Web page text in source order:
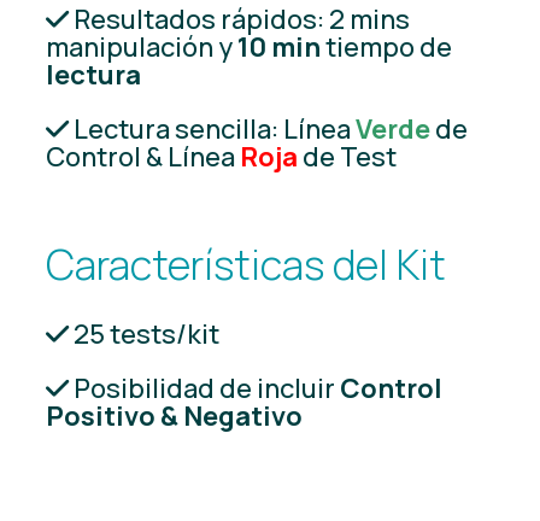
Resultados rápidos: 2 mins
manipulación y10 mintiempo de
lectura
Lectura sencilla: LíneaVerdede
Control & Línea Roja de Test
Características del Kit
25 tests/kit
Posibilidad de incluir Control
Positivo & Negativo